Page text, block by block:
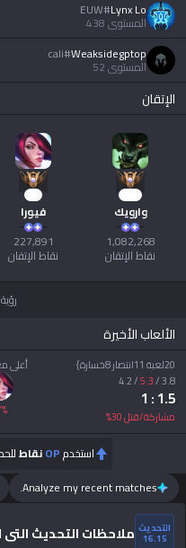
Lynx Lo
#
EUW
المستوى438
Weaksidegptop
#
cali
المستوى52
الإتقان
101
وارويك
نقاط الإتقان
23
فيورا
نقاط الإتقان
الألعاب الأخيرة
20لعبة 11انتصار 8خسارة}
3.8
/
5.3
/
4.2
1.5
: 1
مشاركة/قتل30
%
أعلى
%
استخدمOPنقاط
Analyze my recent matches.
التحديث
16.15 ملاحظات التحديث التي